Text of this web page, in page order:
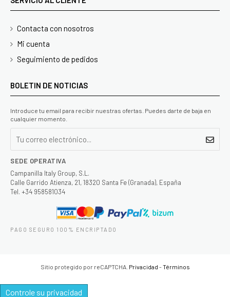
Contacta con nosotros
Mi cuenta
Seguimiento de pedidos
BOLETIN DE NOTICIAS
Introduce tu email para recibir nuestras ofertas. Puedes darte de baja en
cualquier momento.
SEDE OPERATIVA
Campanilla Italy Group, S.L.
Calle Garrido Atienza, 21, 18320 Santa Fe (Granada), España
Tel. +34 958581034
PAGO SEGURO 100% ENCRIPTADO
Sitio protegido por reCAPTCHA. Privacidad -Términos
Controle su privacidad